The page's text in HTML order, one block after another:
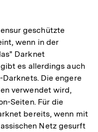
geschützte
wenn in der
Darknet
es allerdings auch
Die engere
verwendet wird,
Seiten. Für die
bereits, wenn mit
Netz gesurft